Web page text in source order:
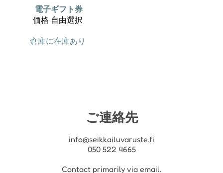
電子ギフト券
価格 自由選択
倉庫に在庫あり
ご連絡先
info@seikkailuvaruste.fi
050 522 4665
Contact primarily via email.